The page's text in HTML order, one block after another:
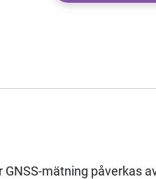
mätning påverkas